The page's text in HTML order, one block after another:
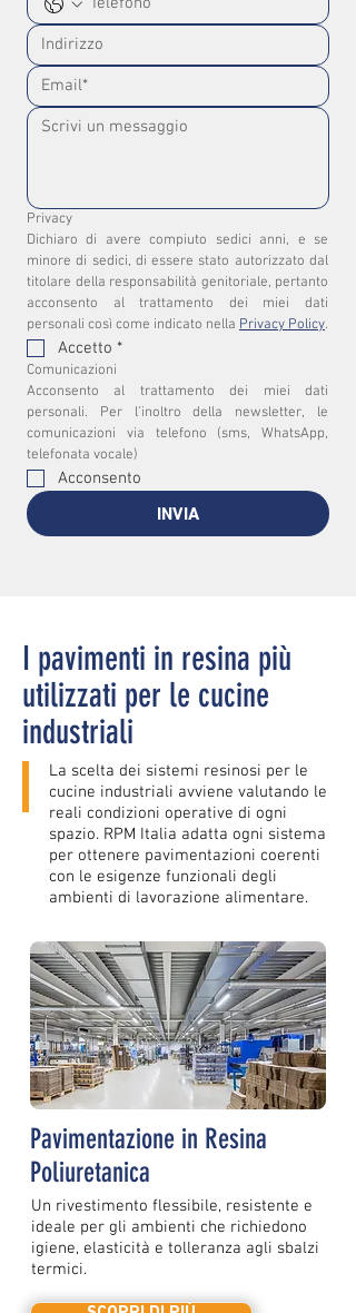
Privacy
Dichiaro di avere compiuto sedici anni, e se
minore di sedici, di essere stato autorizzato dal
titolare della responsabilità genitoriale, pertanto
acconsento al trattamento dei miei dati
personali così come indicato nella Privacy Policy.
Accetto *
Comunicazioni
Acconsento al trattamento dei miei dati
personali. Per l’inoltro della newsletter, le
comunicazioni via telefono (sms, WhatsApp,
telefonata vocale)
Acconsento
INVIA
I pavimenti in resina più
utilizzati per le cucine
industriali
La scelta dei sistemi resinosi per le
cucine industriali avviene valutando le
reali condizioni operative di ogni
spazio. RPM Italia adatta ogni sistema
per ottenere pavimentazioni coerenti
con le esigenze funzionali degli
ambienti di lavorazione alimentare.
Pavimentazione in Resina
Poliuretanica
Un rivestimento flessibile, resistente e
ideale per gli ambienti che richiedono
igiene, elasticità e tolleranza agli sbalzi
termici.